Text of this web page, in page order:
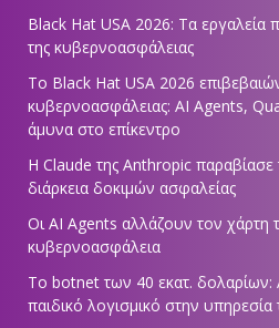
Black Hat USA 2026: Τα εργαλεία
της κυβερνοασφάλειας
Το Black Hat USA 2026
κυβερνοασφάλειας: AI Agents,
άμυνα στο επίκεντρο
Η Claude της Anthropic παραβίασε
διάρκεια δοκιμών ασφαλείας
Οι AI Agents αλλάζουν τον
κυβερνοασφάλεια
Το botnet των 40 εκατ. δολαρίων:
παιδικό λογισμικό στην